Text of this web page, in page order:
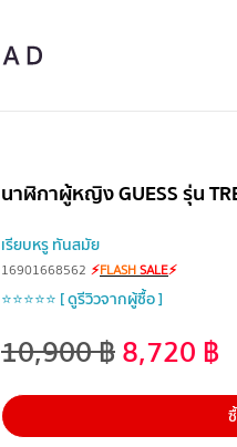
นาฬิกาผู้หญิง GUESS รุ่น
เรียบหรู ทันสมัย
16901668562 ⚡FLASHSALE⚡
⭐⭐⭐⭐⭐ [ ดูรีวิวจากผู้ซื้อ ]
10,900฿8,720฿